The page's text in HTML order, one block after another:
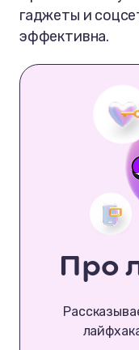
гаджеты и
эффективна.
Про